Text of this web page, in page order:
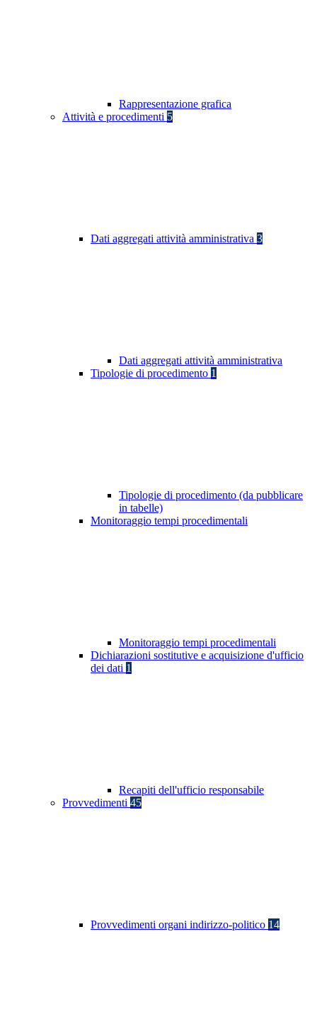
Rappresentazione grafica
Attività e procedimenti 5
Dati aggregati attività amministrativa 3
Dati aggregati attività amministrativa
Tipologie di procedimento 1
Tipologie di procedimento (da pubblicare
in tabelle)
Monitoraggio tempi procedimentali
Monitoraggio tempi procedimentali
Dichiarazioni sostitutive e acquisizione d'ufficio
dei dati 1
Recapiti dell'ufficio responsabile
Provvedimenti 45
Provvedimenti organi indirizzo-politico 14